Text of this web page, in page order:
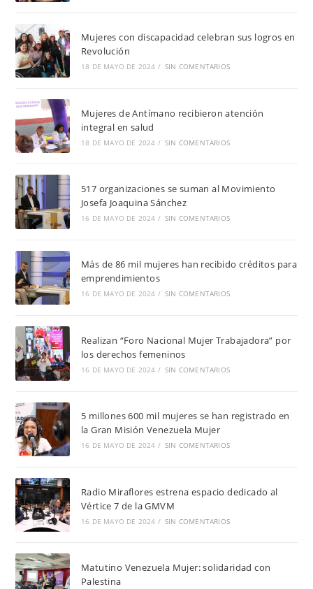
Mujeres con discapacidad celebran sus logros en
Revolución
18 DE MAYO DE 2024 / SIN COMENTARIOS
Mujeres de Antímano recibieron atención
integral en salud
18 DE MAYO DE 2024 / SIN COMENTARIOS
517 organizaciones se suman al Movimiento
Josefa Joaquina Sánchez
16 DE MAYO DE 2024 / SIN COMENTARIOS
Más de 86 mil mujeres han recibido créditos para
emprendimientos
16 DE MAYO DE 2024 / SIN COMENTARIOS
Realizan “Foro Nacional Mujer Trabajadora” por
los derechos femeninos
16 DE MAYO DE 2024 / SIN COMENTARIOS
5 millones 600 mil mujeres se han registrado en
la Gran Misión Venezuela Mujer
16 DE MAYO DE 2024 / SIN COMENTARIOS
Radio Miraflores estrena espacio dedicado al
Vértice 7 de la GMVM
16 DE MAYO DE 2024 / SIN COMENTARIOS
Matutino Venezuela Mujer: solidaridad con
Palestina